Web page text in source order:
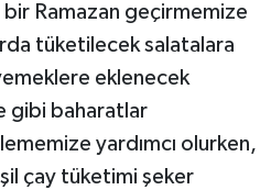
bir Ramazan geçirmemize
tüketilecek salatalara
eklenecek
gibi baharatlar
yardımcı olurken,
çay tüketimi şeker